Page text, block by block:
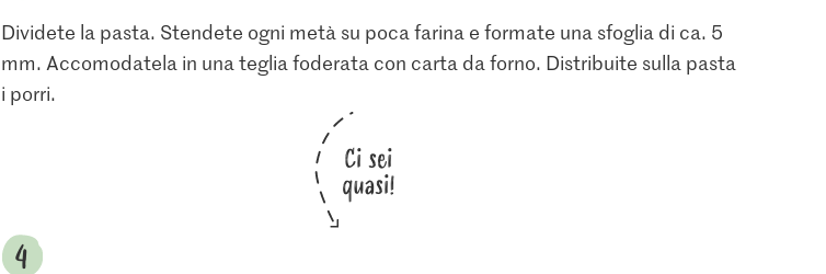
Dividete la pasta. Stendete ogni metà su poca farina e formate una sfoglia di ca. 5
mm. Accomodatela in una teglia foderata con carta da forno. Distribuite sulla pasta
i porri.
Ci sei
quasi!